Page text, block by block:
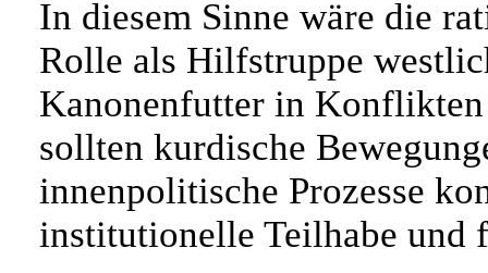
In diesem Sinne wäre die
Rolle als Hilfstruppe
Kanonenfutter in Konflikten
sollten kurdische
innenpolitische Prozesse
institutionelle Teilhabe und